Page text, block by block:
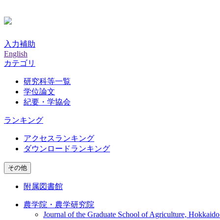
入力補助
English
カテゴリ
研究科等一覧
学位論文
紀要・学協会
ランキング
アクセスランキング
ダウンロードランキング
その他
附属図書館
農学院・農学研究院
Journal of the Graduate School of Agriculture,